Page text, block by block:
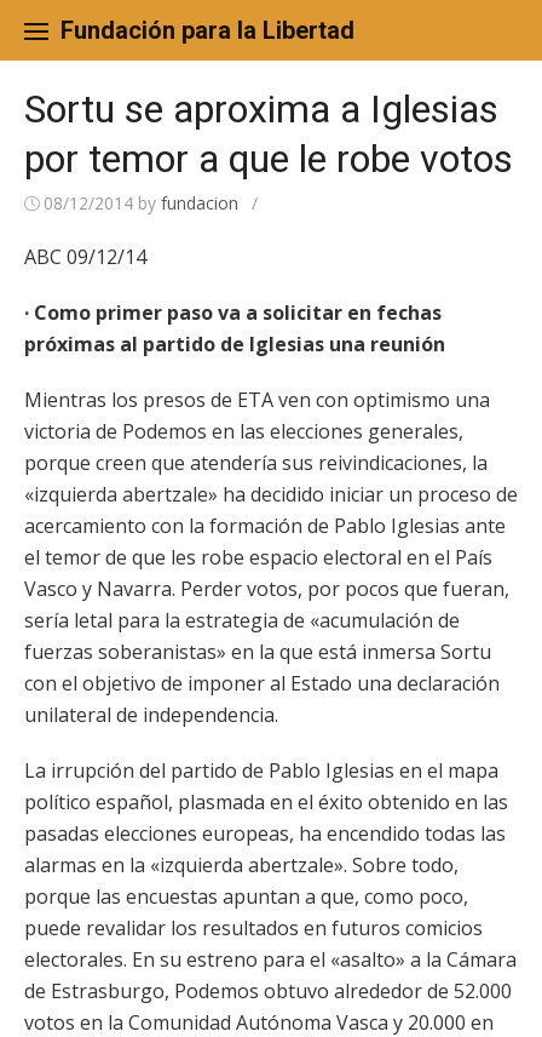
content
Fundación para la Libertad
Sortu se aproxima a Iglesias
por temor a que le robe votos
08/12/2014 by fundacion /
ABC 09/12/14
· Como primer paso va a solicitar en fechas
próximas al partido de Iglesias una reunión
Mientras los presos de ETA ven con optimismo una
victoria de Podemos en las elecciones generales,
porque creen que atendería sus reivindicaciones, la
«izquierda abertzale» ha decidido iniciar un proceso de
acercamiento con la formación de Pablo Iglesias ante
el temor de que les robe espacio electoral en el País
Vasco y Navarra. Perder votos, por pocos que fueran,
sería letal para la estrategia de «acumulación de
fuerzas soberanistas» en la que está inmersa Sortu
con el objetivo de imponer al Estado una declaración
unilateral de independencia.
La irrupción del partido de Pablo Iglesias en el mapa
político español, plasmada en el éxito obtenido en las
pasadas elecciones europeas, ha encendido todas las
alarmas en la «izquierda abertzale». Sobre todo,
porque las encuestas apuntan a que, como poco,
puede revalidar los resultados en futuros comicios
electorales. En su estreno para el «asalto» a la Cámara
de Estrasburgo, Podemos obtuvo alrededor de 52.000
votos en la Comunidad Autónoma Vasca y 20.000 en